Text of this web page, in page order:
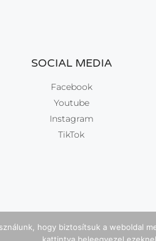
SOCIAL MEDIA
Facebook
Youtube
Instagram
TikTok
hogy biztosítsuk a weboldal